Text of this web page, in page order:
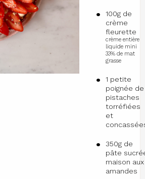
100g de
crème
fleurette
crème entière
liquide mini
33% de mat
grasse
1 petite
poignée de
pistaches
torréfiées
et
350g de
pâte
maison aux
amandes